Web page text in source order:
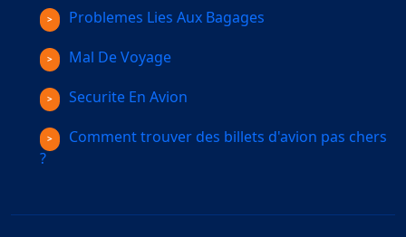
Problemes Lies Aux Bagages
Mal De Voyage
Securite En Avion
Comment trouver des billets d'avion pas chers
?